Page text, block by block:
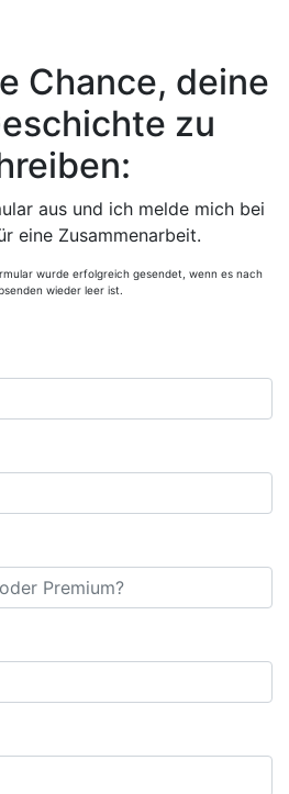
Chance, deine
zu
aus und ich melde mich bei
eine Zusammenarbeit.
wurde erfolgreich gesendet, wenn es nach
wieder leer ist.